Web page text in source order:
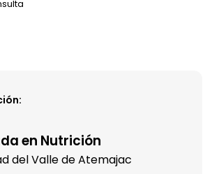
en Nutrición
del Valle de Atemajac